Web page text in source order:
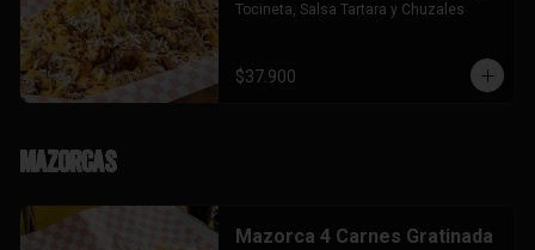
Tocineta, Salsa Tartara y Chuzales
$37.900
Mazorcas
Mazorca 4 Carnes Gratinada